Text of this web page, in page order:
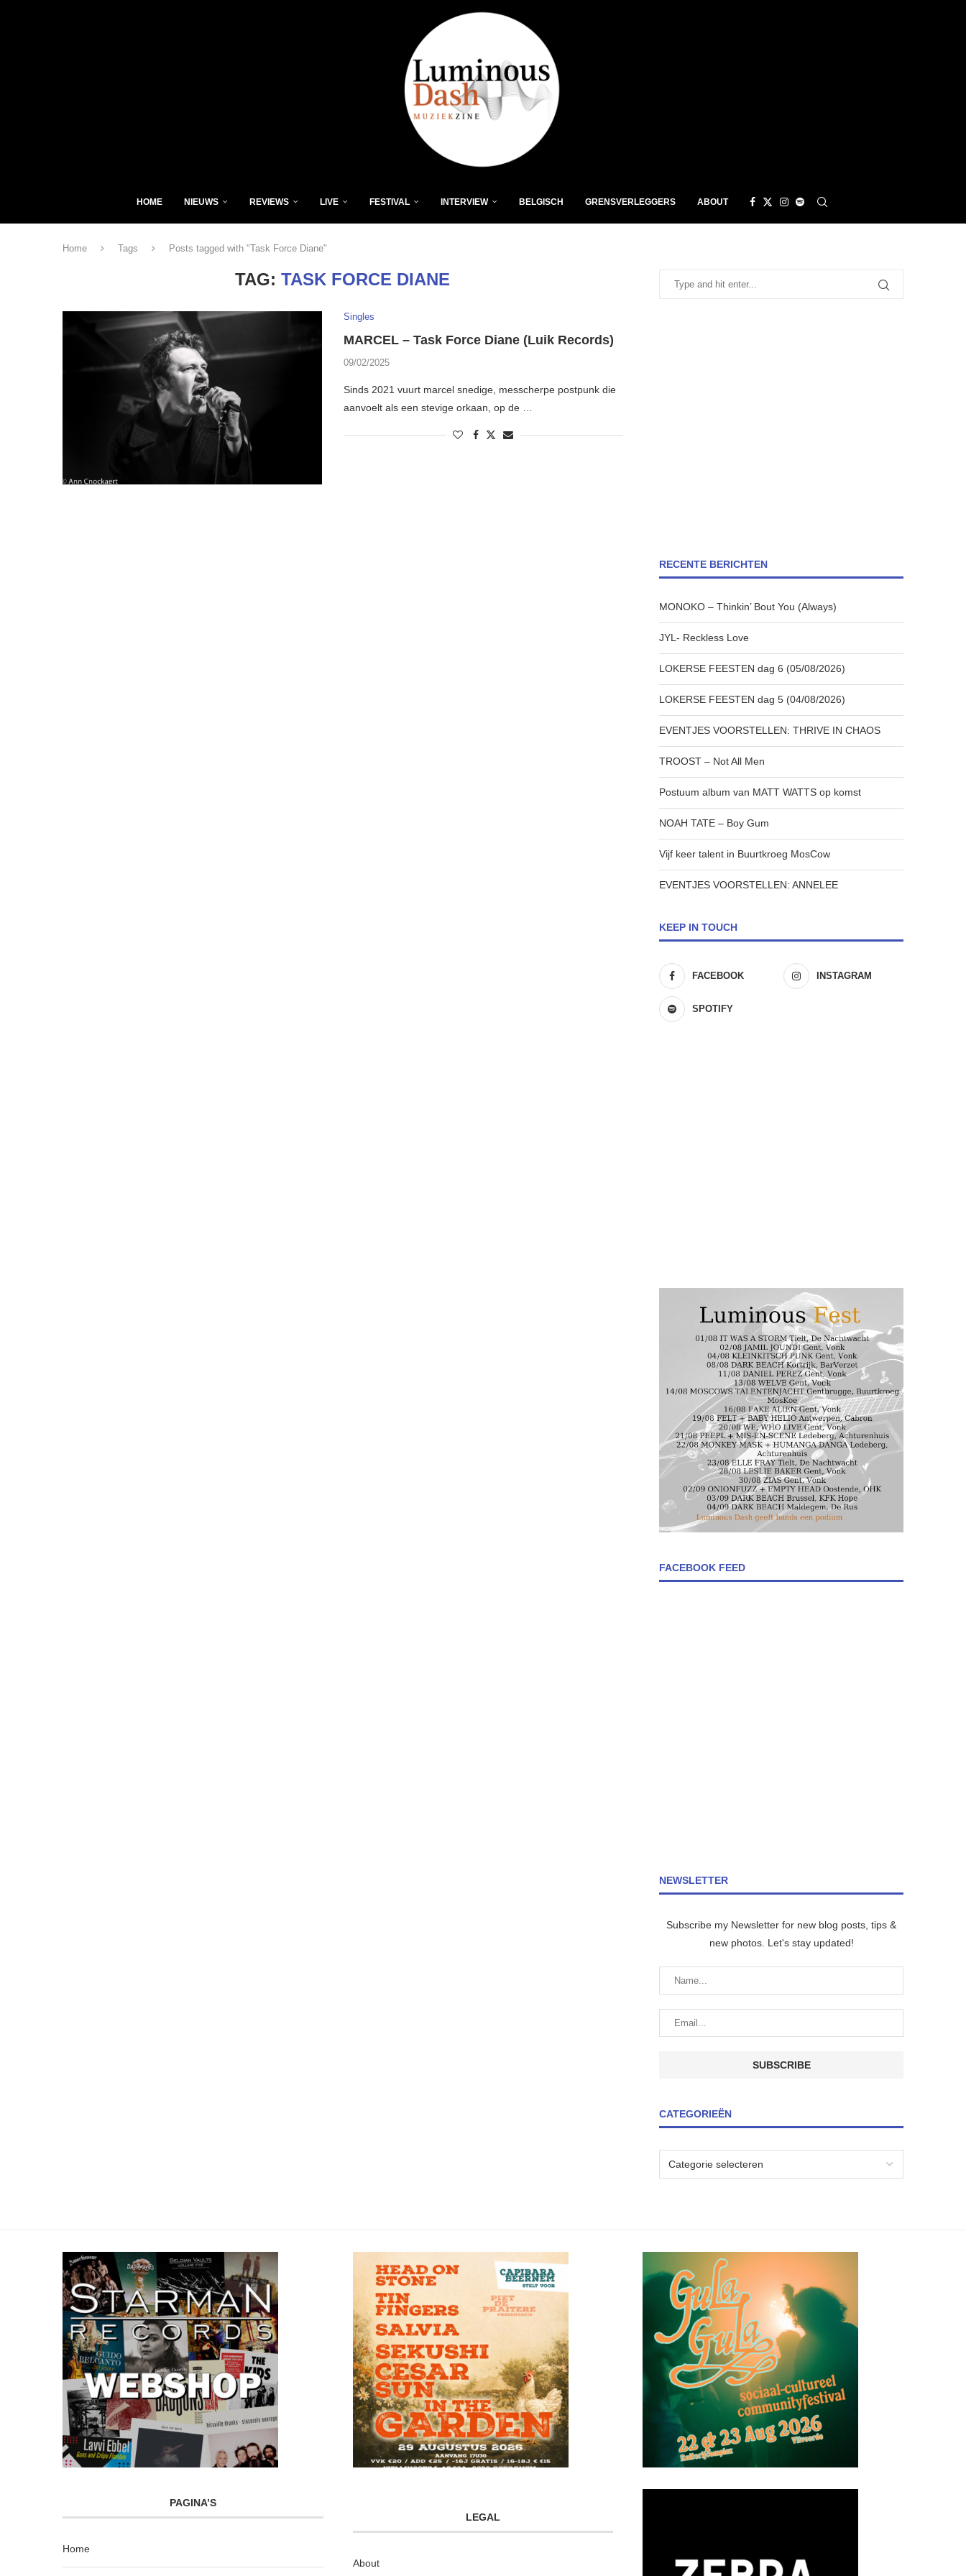
HOME NIEUWS REVIEWS LIVE FESTIVAL INTERVIEW BELGISCH GRENSVERLEGGERS ABOUT
Home Tags Posts tagged with "Task Force Diane"
TAG:TASK FORCE DIANE
Singles
MARCEL – Task Force Diane (Luik Records)
09/02/2025
Sinds 2021 vuurt marcel snedige, messcherpe postpunk die
aanvoelt als een stevige orkaan, op de …
RECENTE BERICHTEN
MONOKO – Thinkin’ Bout You (Always)
JYL- Reckless Love
LOKERSE FEESTEN dag 6 (05/08/2026)
LOKERSE FEESTEN dag 5 (04/08/2026)
EVENTJES VOORSTELLEN: THRIVE IN CHAOS
TROOST – Not All Men
Postuum album van MATT WATTS op komst
NOAH TATE – Boy Gum
Vijf keer talent in Buurtkroeg MosCow
EVENTJES VOORSTELLEN: ANNELEE
KEEP IN TOUCH
FACEBOOK INSTAGRAM
SPOTIFY
FACEBOOK FEED
NEWSLETTER
Subscribe my Newsletter for new blog posts, tips &
new photos. Let's stay updated!
CATEGORIEËN
PAGINA’S
Home
LEGAL
About